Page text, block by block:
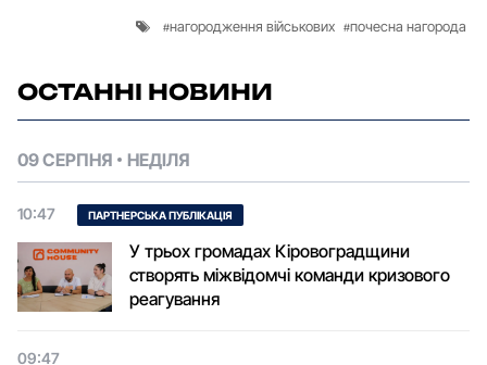
нагородження військових почесна нагорода
ОСТАННІ НОВИНИ
09 СЕРПНЯ НЕДІЛЯ
10:47 ПАРТНЕРСЬКА ПУБЛІКАЦІЯ
У трьох громадах Кіровоградщини
створять міжвідомчі команди кризового
реагування
09:47